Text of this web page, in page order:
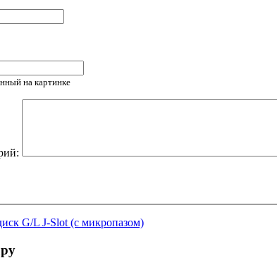
на картинке
G/L J-Slot (с микропазом)